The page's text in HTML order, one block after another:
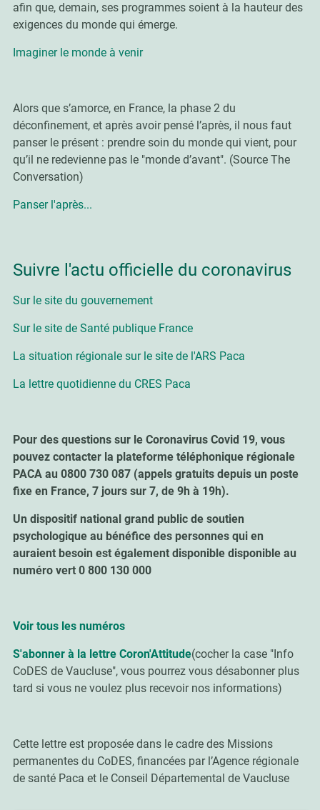
afin que, demain, ses programmes soient à la hauteur des
exigences du monde qui émerge.
Imaginer le monde à venir
Alors que s’amorce, en France, la phase 2 du
déconfinement, et après avoir pensé l’après, il nous faut
panser le présent : prendre soin du monde qui vient, pour
qu’il ne redevienne pas le "monde d’avant". (Source The
Conversation)
Panser l'après...
Suivre l'actu officielle du coronavirus
Sur le site du gouvernement
Sur le site de Santé publique France
La situation régionale sur le site de l'ARS Paca
La lettre quotidienne du CRES Paca
Pour des questions sur le Coronavirus Covid 19, vous
pouvez contacter la plateforme téléphonique régionale
PACA au 0800 730 087 (appels gratuits depuis un poste
fixe en France, 7 jours sur 7, de 9h à 19h).
Un dispositif national grand public de soutien
psychologique au bénéfice des personnes qui en
auraient besoin est également disponible disponible au
numéro vert 0 800 130 000
Voir tous les numéros
S'abonner à la lettre Coron'Attitude(cocher la case "Info
CoDES de Vaucluse", vous pourrez vous désabonner plus
tard si vous ne voulez plus recevoir nos informations)
Cette lettre est proposée dans le cadre des Missions
permanentes du CoDES, financées par l’Agence régionale
de santé Paca et le Conseil Départemental de Vaucluse